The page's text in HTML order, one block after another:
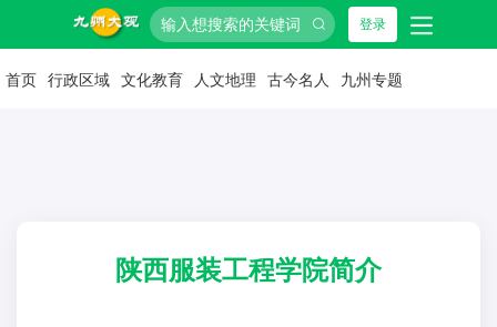
登录
首页 行政区域 文化教育 人文地理 古今名人 九州专题
陕西服装工程学院简介